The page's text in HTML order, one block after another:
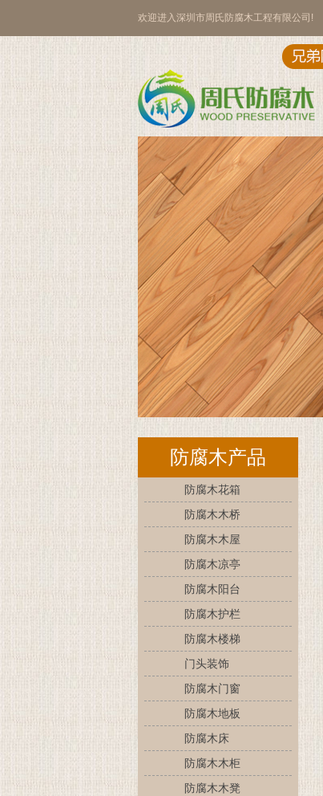
欢迎进入深圳市周氏防腐木工程有限公司!
防腐木产品
防腐木花箱
防腐木木桥
防腐木木屋
防腐木凉亭
防腐木阳台
防腐木护栏
防腐木楼梯
门头装饰
防腐木门窗
防腐木地板
防腐木床
防腐木木柜
防腐木木凳